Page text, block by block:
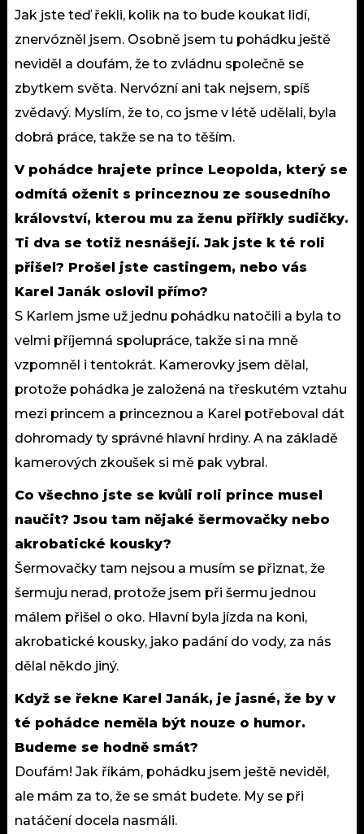
Jak jste teď řekli, kolik na to bude koukat lidí,
znervózněl jsem. Osobně jsem tu pohádku ještě
neviděl a doufám, že to zvládnu společně se
zbytkem světa. Nervózní ani tak nejsem, spíš
zvědavý. Myslím, že to, co jsme v létě udělali, byla
dobrá práce, takže se na to těším.
V pohádce hrajete prince Leopolda, který se
odmítá oženit s princeznou ze sousedního
království, kterou mu za ženu přiřkly sudičky.
Ti dva se totiž nesnášejí. Jak jste k té roli
přišel? Prošel jste castingem, nebo vás
Karel Janák oslovil přímo?
S Karlem jsme už jednu pohádku natočili a byla to
velmi příjemná spolupráce, takže si na mně
vzpomněl i tentokrát. Kamerovky jsem dělal,
protože pohádka je založená na třeskutém vztahu
mezi princem a princeznou a Karel potřeboval dát
dohromady ty správné hlavní hrdiny. A na základě
kamerových zkoušek si mě pak vybral.
Co všechno jste se kvůli roli prince musel
naučit? Jsou tam nějaké šermovačky nebo
akrobatické kousky?
Šermovačky tam nejsou a musím se přiznat, že
šermuju nerad, protože jsem při šermu jednou
málem přišel o oko. Hlavní byla jízda na koni,
akrobatické kousky, jako padání do vody, za nás
dělal někdo jiný.
Když se řekne Karel Janák, je jasné, že by v
té pohádce neměla být nouze o humor.
Budeme se hodně smát?
Doufám! Jak říkám, pohádku jsem ještě neviděl,
ale mám za to, že se smát budete. My se při
natáčení docela nasmáli.